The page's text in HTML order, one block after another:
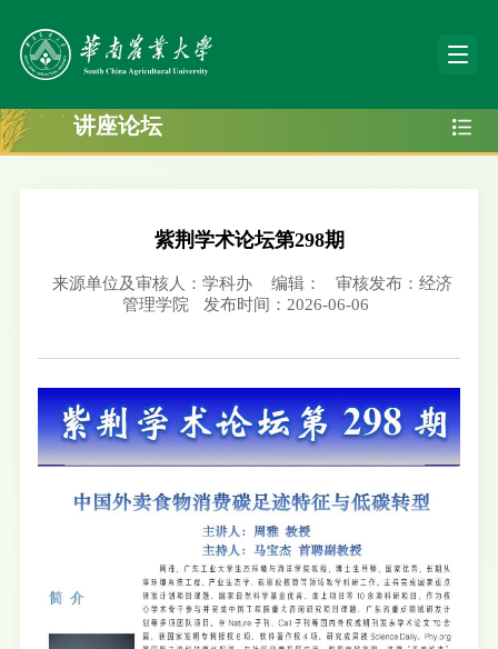
讲座论坛
紫荆学术论坛第298期
来源单位及审核人：学科办 编辑：
审核发布：经济
管理学院
发布时间：2026-06-06